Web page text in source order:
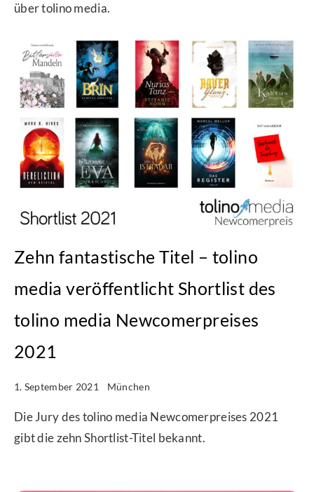
über tolino media.
Zehn fantastische Titel – tolino
media veröffentlicht Shortlist des
tolino media Newcomerpreises
2021
1. September 2021 München
Die Jury des tolino media Newcomerpreises 2021
gibt die zehn Shortlist-Titel bekannt.